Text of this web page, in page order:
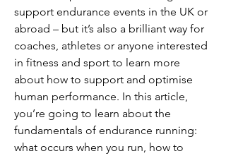
support endurance events in the UK or
abroad – but it’s also a brilliant way for
coaches, athletes or anyone interested
in fitness and sport to learn more
about how to support and optimise
human performance. In this article,
you’re going to learn about the
fundamentals of endurance running:
what occurs when you run, how to